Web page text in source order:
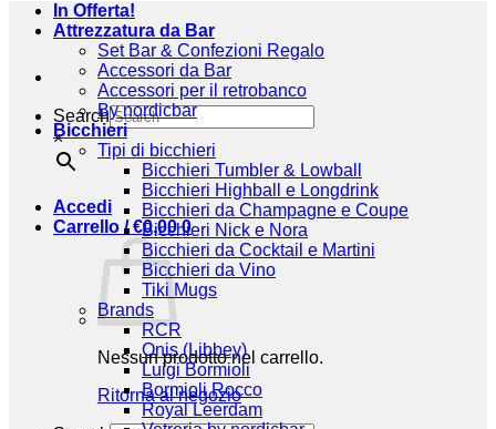
Search
×
Accedi
Carrello /€0,00 0
Nessun prodotto nel carrello.
Ritorna al negozio
In Offerta!
Attrezzatura da Bar
Set Bar & Confezioni Regalo
Accessori da Bar
Accessori per il retrobanco
By nordicbar
Bicchieri
Tipi di bicchieri
Bicchieri Tumbler & Lowball
Bicchieri Highball e Longdrink
Bicchieri da Champagne e Coupe
Bicchieri Nick e Nora
Bicchieri da Cocktail e Martini
Bicchieri da Vino
Tiki Mugs
Brands
RCR
Onis (Libbey)
Luigi Bormioli
Bormioli Rocco
Royal Leerdam